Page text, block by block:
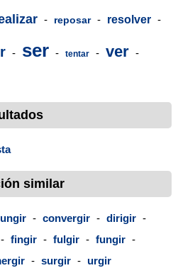
- reposar - resolver -
- ser - tentar - ver -
similar
- convergir - dirigir -
- fingir - fulgir - fungir -
- surgir - urgir